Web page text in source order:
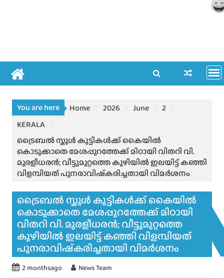
You are here Home 2026 June
2
KERALA
ട്രൈബൽ സ്കൂൾ കുട്ടികൾക്ക് കൈയിൽ
കൊടുക്കാതെ മേശപ്പുറത്തേക്ക് മിഠായി വിതറി വി.
മുരളീധരൻ; വീട്ടുമുറ്റത്തെ കുഴിയിൽ ഇലയിട്ട് കഞ്ഞി
വിളമ്പിയത് പുനരാവിഷ്‍കരിച്ചതായി വിമർശനം
ട്രൈബൽ സ്കൂൾ കുട്ടികൾക്ക് കൈയിൽ
കൊടുക്കാതെ മേശപ്പുറത്തേക്ക് മിഠായി
വിതറി വി. മുരളീധരൻ; വീട്ടുമുറ്റത്തെ
കുഴിയിൽ ഇലയിട്ട് കഞ്ഞി വിളമ്പിയത്
പുനരാവിഷ്‍കരിച്ചതായി വിമർശനം
2 monthsago News Team